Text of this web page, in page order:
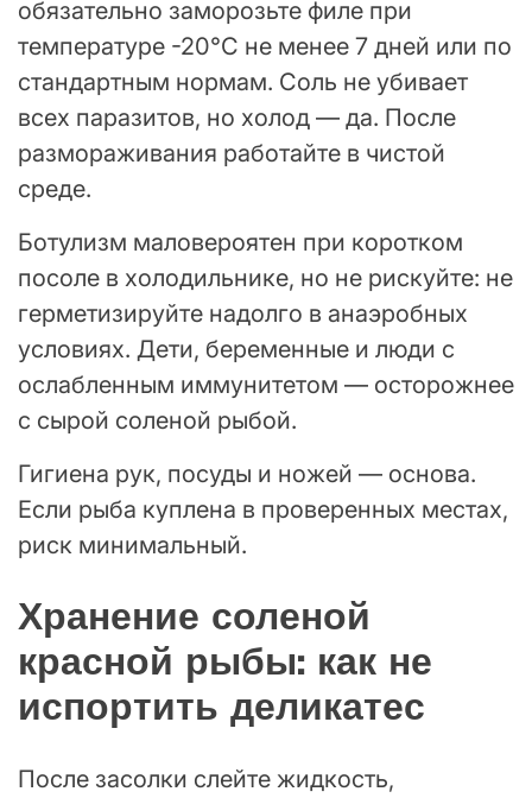
обязательно заморозьте филе при
температуре -20°C не менее 7 дней или по
стандартным нормам. Соль не убивает
всех паразитов, но холод — да. После
размораживания работайте в чистой
среде.
Ботулизм маловероятен при коротком
посоле в холодильнике, но не рискуйте: не
герметизируйте надолго в анаэробных
условиях. Дети, беременные и люди с
ослабленным иммунитетом — осторожнее
с сырой соленой рыбой.
Гигиена рук, посуды и ножей — основа.
Если рыба куплена в проверенных местах,
риск минимальный.
Хранение соленой
красной рыбы: как не
испортить деликатес
После засолки слейте жидкость,